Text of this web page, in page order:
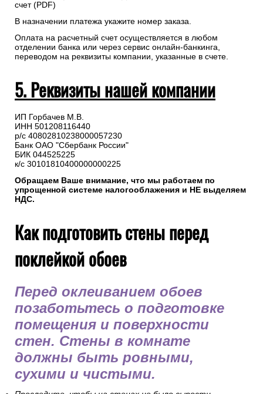
счет (PDF)
В назначении платежа укажите номер заказа.
Оплата на расчетный счет осуществляется в любом
отделении банка или через сервис онлайн-банкинга,
переводом на реквизиты компании, указанные в счете.
5. Реквизиты нашей компании
ИП Горбачев М.В.
ИНН 501208116440
р/с 40802810238000057230
Банк ОАО "Сбербанк России"
БИК 044525225
к/с 30101810400000000225
Обращаем Ваше внимание, что мы работаем по
упрощенной системе налогооблажения и НЕ выделяем
НДС.
Как подготовить стены перед
поклейкой обоев
Перед оклеиванием обоев
позаботьтесь о подготовке
помещения и поверхности
стен. Стены в комнате
должны быть ровными,
сухими и чистыми.